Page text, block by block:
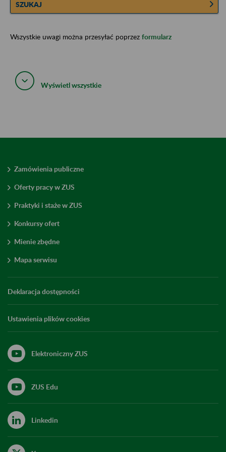
SZUKAJ
Wszystkie uwagi można przesyłać poprzez formularz
Wyświetl wszystkie
Zamówienia publiczne
Oferty pracy w ZUS
Praktyki i staże w ZUS
Konkursy ofert
Mienie zbędne
Mapa serwisu
Deklaracja dostępności
Ustawienia plików cookies
Elektroniczny ZUS
ZUS Edu
Linkedin